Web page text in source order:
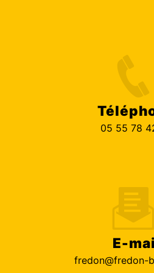
05 55 78
E-
fredon@fredon-